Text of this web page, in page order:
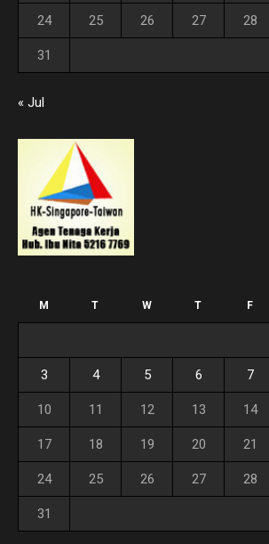
24 25 26 27 28
31
« Jul
M T W T F
3 4 5 6 7
10 11 12 13 14
17 18 19 20 21
24 25 26 27 28
31